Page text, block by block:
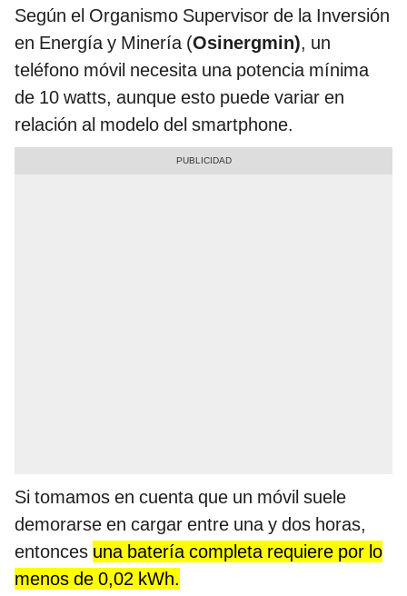
Según el Organismo Supervisor de la Inversión
en Energía y Minería (Osinergmin), un
teléfono móvil necesita una potencia mínima
de 10 watts, aunque esto puede variar en
relación al modelo del smartphone.
Si tomamos en cuenta que un móvil suele
demorarse en cargar entre una y dos horas,
entonces una batería completa requiere por lo
menos de 0,02 kWh.